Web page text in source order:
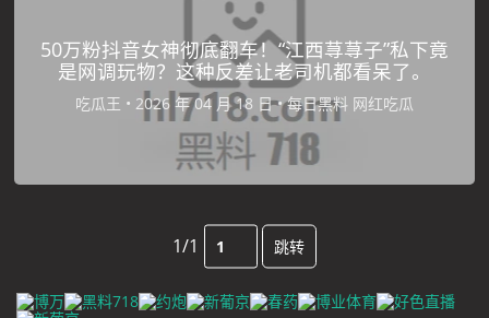
50万粉抖音女神彻底翻车！“江西荨荨子”私下竟
是网调玩物？这种反差让老司机都看呆了。
吃瓜王 • •每日黑料 网红吃瓜
1/1 跳转